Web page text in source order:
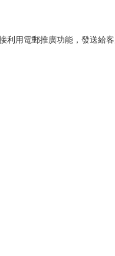
利用電郵推廣功能，發送給